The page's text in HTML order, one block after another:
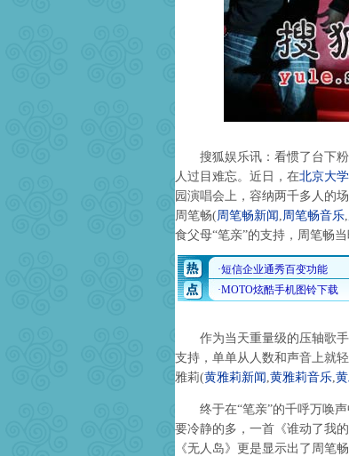
搜狐娱乐讯：看惯了台下粉
人过目难忘。近日，在北京大学
园演唱会上，容纳两千多人的
周笔畅(周笔畅新闻 ,周笔畅音乐,
食父母“笔亲”的支持，周笔畅
作为当天重量级的压轴歌手
支持，单单从人数和声音上就
雅莉(黄雅莉新闻 ,黄雅莉音乐,
终于在“笔亲”的千呼万唤声
要冷静的多，一首《谁动了我
《无人岛》更是显示出了周笔